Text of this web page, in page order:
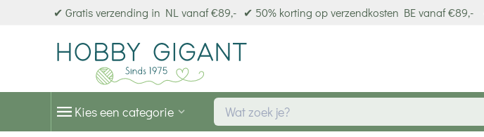
✔ Gratis verzending in NL vanaf €89,- ✔ 50% korting op verzendkosten BE vanaf €89,-
Kies een categorie